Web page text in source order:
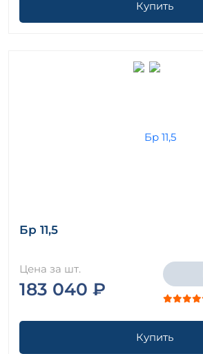
Купить
Бр 11,5
Цена за шт.
183 040 ₽
Купить